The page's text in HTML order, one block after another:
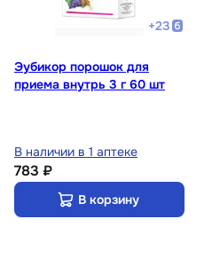
+23
Эубикор порошок для
приема внутрь 3 г 60 шт
В наличии в 1 аптеке
783 ₽
В корзину